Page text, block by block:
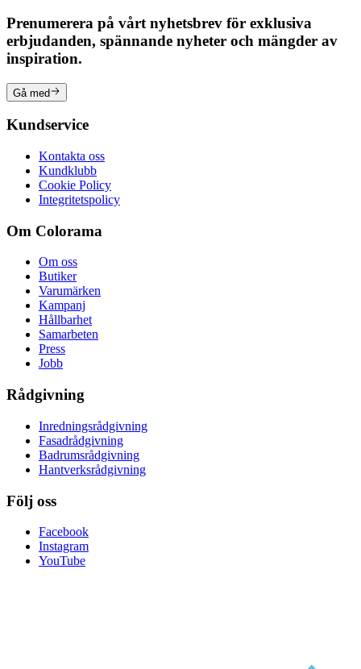
Prenumerera på vårt nyhetsbrev för exklusiva
erbjudanden, spännande nyheter och mängder av
inspiration.
Gå med
Kundservice
Kontakta oss
Kundklubb
Cookie Policy
Integritetspolicy
Om Colorama
Om oss
Butiker
Varumärken
Kampanj
Hållbarhet
Samarbeten
Press
Jobb
Rådgivning
Inredningsrådgivning
Fasadrådgivning
Badrumsrådgivning
Hantverksrådgivning
Följ oss
Facebook
Instagram
YouTube